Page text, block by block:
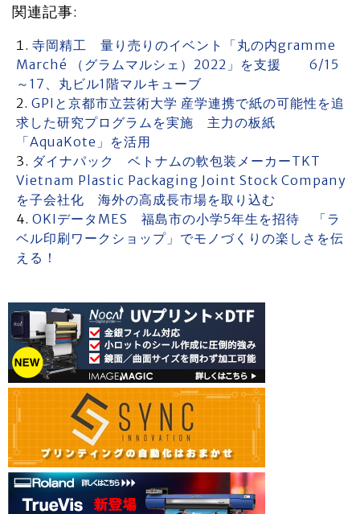
関連記事:
寺岡精工 量り売りのイベント「丸の内gramme
Marché （グラムマルシェ）2022」を支援 6/15
～17、丸ビル1階マルキューブ
GPIと京都市立芸術大学 産学連携で紙の可能性を追
求した研究プログラムを実施 主力の板紙
「AquaKote」を活用
ダイナパック ベトナムの軟包装メーカーTKT
Vietnam Plastic Packaging Joint Stock Company
を子会社化 海外の高成長市場を取り込む
OKIデータMES 福島市の小学5年生を招待 「ラ
ベル印刷ワークショップ」でモノづくりの楽しさを伝
える！